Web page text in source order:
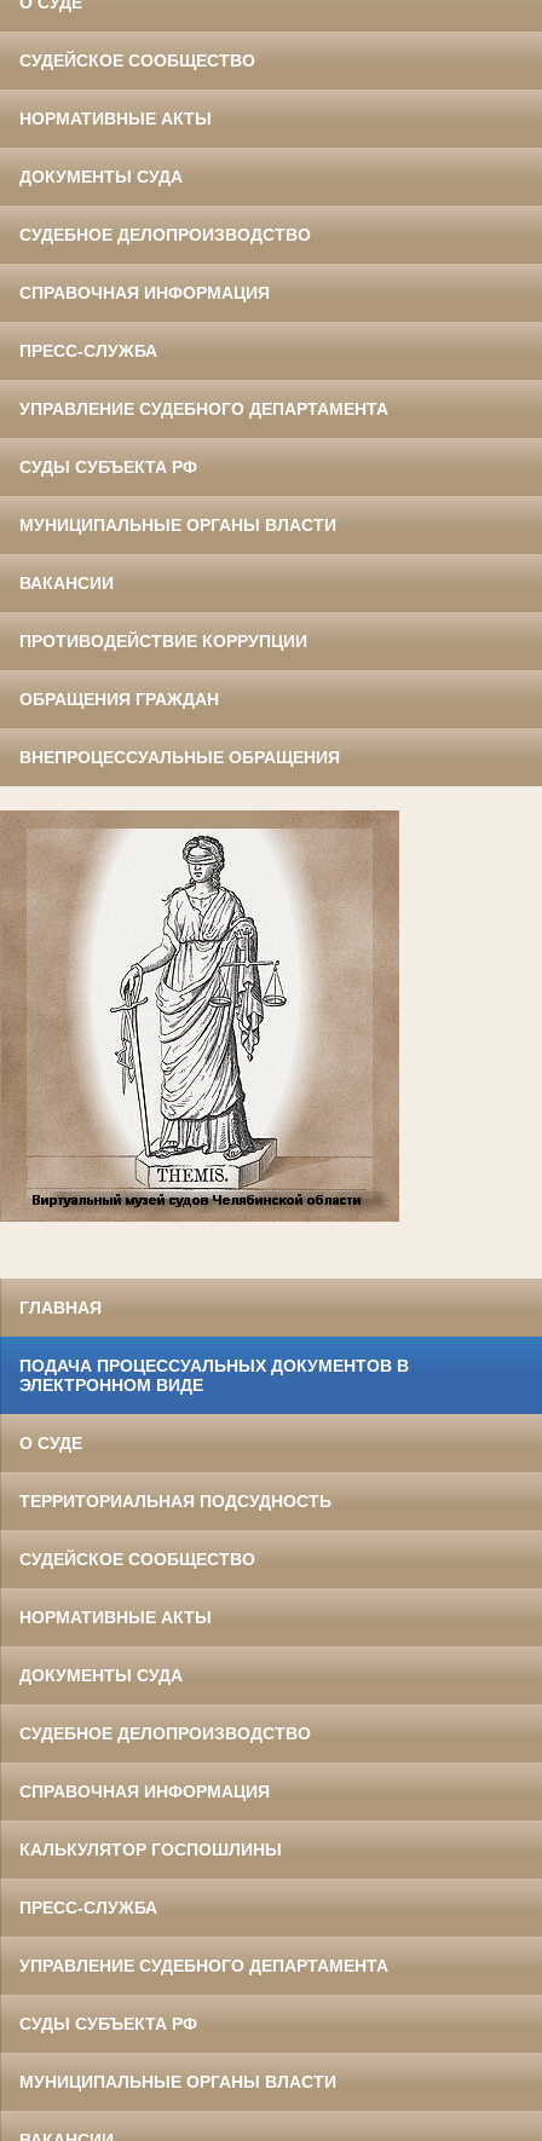
СУДЕЙСКОЕ СООБЩЕСТВО
НОРМАТИВНЫЕ АКТЫ
ДОКУМЕНТЫ СУДА
СУДЕБНОЕ ДЕЛОПРОИЗВОДСТВО
СПРАВОЧНАЯ ИНФОРМАЦИЯ
ПРЕСС-СЛУЖБА
УПРАВЛЕНИЕ СУДЕБНОГО ДЕПАРТАМЕНТА
СУДЫ СУБЪЕКТА РФ
МУНИЦИПАЛЬНЫЕ ОРГАНЫ ВЛАСТИ
ВАКАНСИИ
ПРОТИВОДЕЙСТВИЕ КОРРУПЦИИ
ОБРАЩЕНИЯ ГРАЖДАН
ВНЕПРОЦЕССУАЛЬНЫЕ ОБРАЩЕНИЯ
ГЛАВНАЯ
ПОДАЧА ПРОЦЕССУАЛЬНЫХ ДОКУМЕНТОВ В
ЭЛЕКТРОННОМ ВИДЕ
О СУДЕ
ТЕРРИТОРИАЛЬНАЯ ПОДСУДНОСТЬ
СУДЕЙСКОЕ СООБЩЕСТВО
НОРМАТИВНЫЕ АКТЫ
ДОКУМЕНТЫ СУДА
СУДЕБНОЕ ДЕЛОПРОИЗВОДСТВО
СПРАВОЧНАЯ ИНФОРМАЦИЯ
КАЛЬКУЛЯТОР ГОСПОШЛИНЫ
ПРЕСС-СЛУЖБА
УПРАВЛЕНИЕ СУДЕБНОГО ДЕПАРТАМЕНТА
СУДЫ СУБЪЕКТА РФ
МУНИЦИПАЛЬНЫЕ ОРГАНЫ ВЛАСТИ